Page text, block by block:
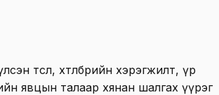
төсөл, хөтөлбөрийн хэрэгжилт, үр
явцын талаар хянан шалгах үүрэг